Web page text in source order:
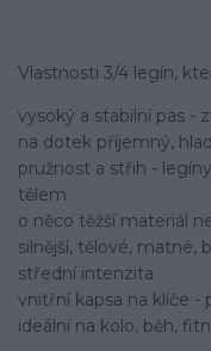
Vlastnosti 3/4 legín,
vysoký a stabilní pas -
na dotek příjemný,
pružnost a střih -
tělem
o něco těžší materiál
silnější, tělové, matné,
střední intenzita
vnitřní kapsa na klíče -
ideální na kolo, běh,